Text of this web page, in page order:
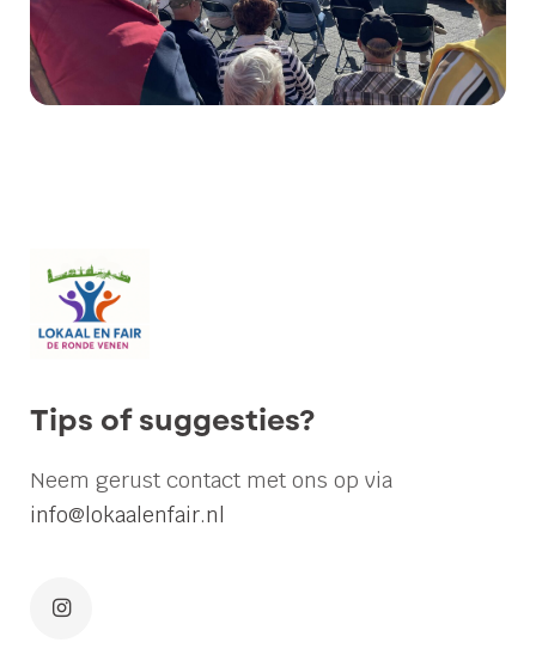
Tips of suggesties?
Neem gerust contact met ons op via
info@lokaalenfair.nl